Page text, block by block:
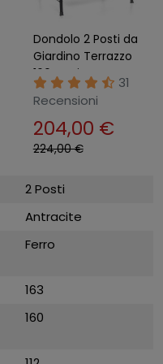
Dondolo 2 Posti da
Giardino Terrazzo
160 cm in Ferro
Seduta Cuscino
Telo Tetto
31
Recensioni
204,00 €
224,00 €
2 Posti
Antracite
Ferro
163
160